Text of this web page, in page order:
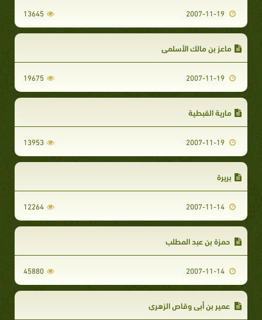
13645
ماعز بن مالك الأسلمي
19675
مارية القبطية
13953
بريرة
12264
حمزة بن عبد المطلب
45880
عمير بن أبي وقاص الزهري